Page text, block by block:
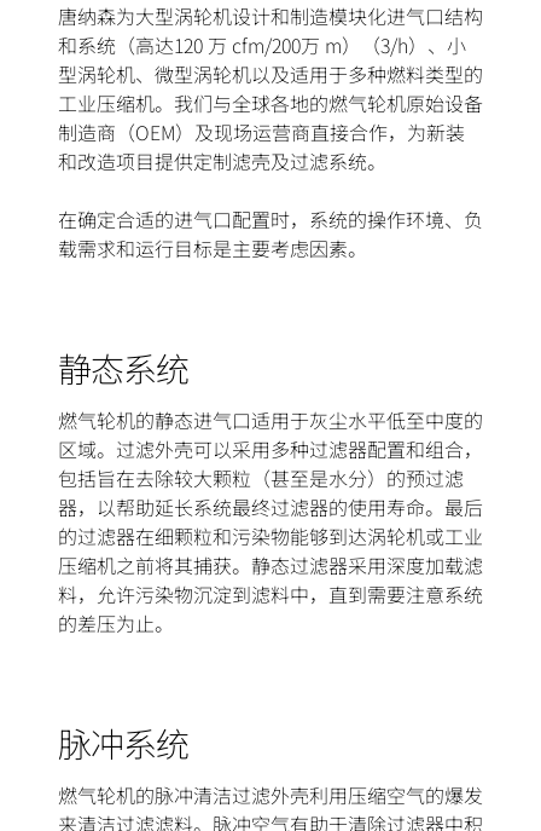
唐纳森为大型涡轮机设计和制造模块化进气口结构
和系统（高达120 万 cfm/200万 m）（3/h）、小
型涡轮机、微型涡轮机以及适用于多种燃料类型的
工业压缩机。我们与全球各地的燃气轮机原始设备
制造商（OEM）及现场运营商直接合作，为新装
和改造项目提供定制滤壳及过滤系统。
在确定合适的进气口配置时，系统的操作环境、负
载需求和运行目标是主要考虑因素。
静态系统
燃气轮机的静态进气口适用于灰尘水平低至中度的
区域。过滤外壳可以采用多种过滤器配置和组合，
包括旨在去除较大颗粒（甚至是水分）的预过滤
器，以帮助延长系统最终过滤器的使用寿命。最后
的过滤器在细颗粒和污染物能够到达涡轮机或工业
压缩机之前将其捕获。静态过滤器采用深度加载滤
料，允许污染物沉淀到滤料中，直到需要注意系统
的差压为止。
脉冲系统
燃气轮机的脉冲清洁过滤外壳利用压缩空气的爆发
来清洁过滤滤料。脉冲空气有助于清除过滤器中积